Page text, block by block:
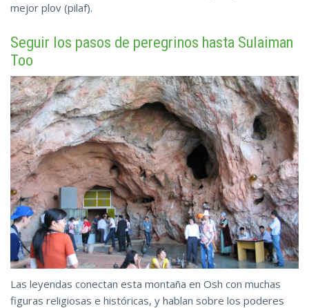
mejor plov (pilaf).
Seguir los pasos de peregrinos hasta Sulaiman
Too
Las leyendas conectan esta montaña en Osh con muchas
figuras religiosas e históricas, y hablan sobre los poderes